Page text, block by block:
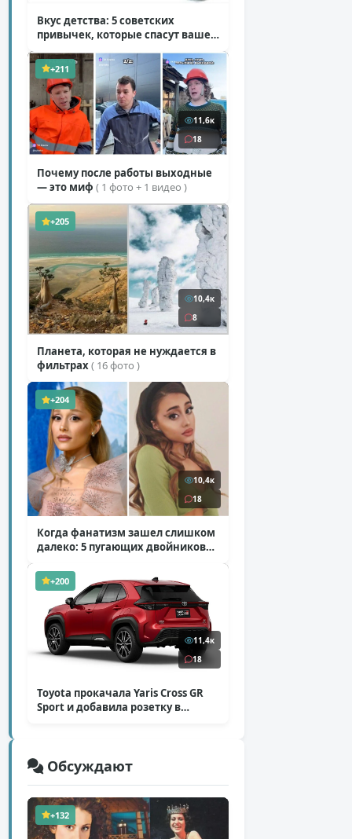
Вкус детства: 5 советских
привычек, которые спасут ваше
+211
11,6к
18
Почему после работы выходные
— это миф ( 1 фото + 1 видео )
+205
10,4к
8
Планета, которая не нуждается в
фильтрах( 16 фото )
+204
10,4к
18
Когда фанатизм зашел слишком
далеко: 5 пугающих двойников
+200
11,4к
18
Toyota прокачала Yaris Cross GR
Sport и добавила розетку в
Обсуждают
+132